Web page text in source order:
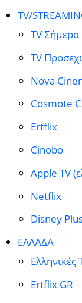
TV/
TV Σήμερα
TV
Nova
Cosmote
Ertflix
Cinobo
Apple TV
Netflix
Disney
ΕΛΛΑΔΑ
Ελληνικές
Ertflix GR